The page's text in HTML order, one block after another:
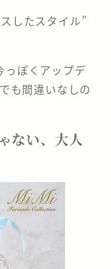
したスタイル”
っぽくアップデ
も間違いなしの
ない、大人